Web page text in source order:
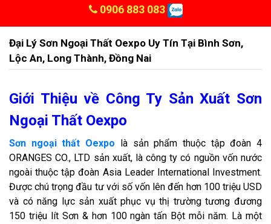
0906 883 083
Đại Lý Sơn Ngoại Thất Oexpo Uy Tín Tại Bình Sơn,
Lộc An, Long Thành, Đồng Nai
Giới Thiệu về Công Ty Sản Xuất Sơn
Ngoại Thất Oexpo
Sơn ngoại thất Oexpo là sản phẩm thuộc tập đoàn 4
ORANGES CO., LTD sản xuất, là công ty có nguồn vốn nước
ngoài thuộc tập đoàn Asia Leader International Investment.
Được chú trọng đầu tư với số vốn lên đến hơn 100 triệu USD
và có năng lực sản xuất phục vụ thị trường tương đương
150 triệu lít Sơn & hơn 100 ngàn tấn Bột mỗi năm. Là một